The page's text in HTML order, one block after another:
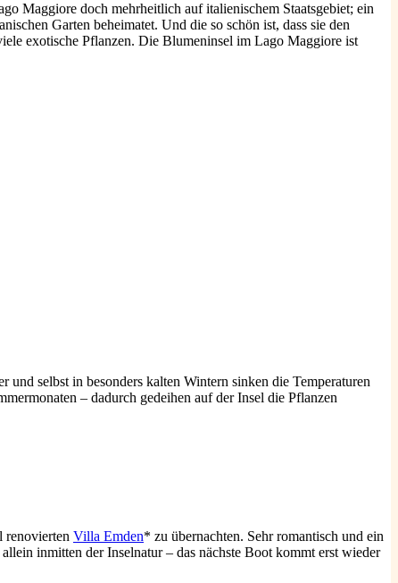
Maggiore doch mehrheitlich auf italienischem Staatsgebiet; ein
Garten beheimatet. Und die so schön ist, dass sie den
exotische Pflanzen. Die Blumeninsel im Lago Maggiore ist
selbst in besonders kalten Wintern sinken die Temperaturen
– dadurch gedeihen auf der Insel die Pflanzen
renovierten Villa Emden* zu übernachten. Sehr romantisch und ein
inmitten der Inselnatur – das nächste Boot kommt erst wieder